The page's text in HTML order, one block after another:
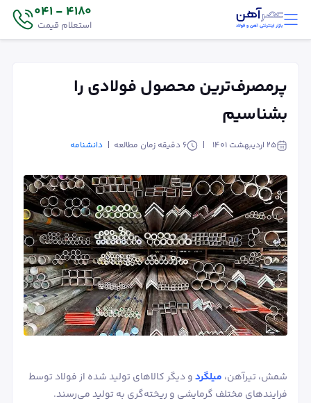
4180 - 041
استعلام قیمت
پرمصرف‌ترین محصول فولادی را
بشناسیم
۲۵ اردیبهشت ۱۴۰۱ 6 دقیقه زمان مطالعه دانشنامه
شمش، تیرآهن، میلگردو دیگر کالاهای تولید شده از فولاد توسط
فرایندهای مختلف گرمایشی و ریخته‌گری به تولید می‌رسند.